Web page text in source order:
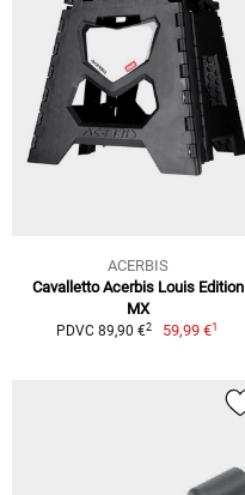
ACERBIS
Cavalletto Acerbis Louis Edition
MX
PDVC 89,90 €2 59,99 €1